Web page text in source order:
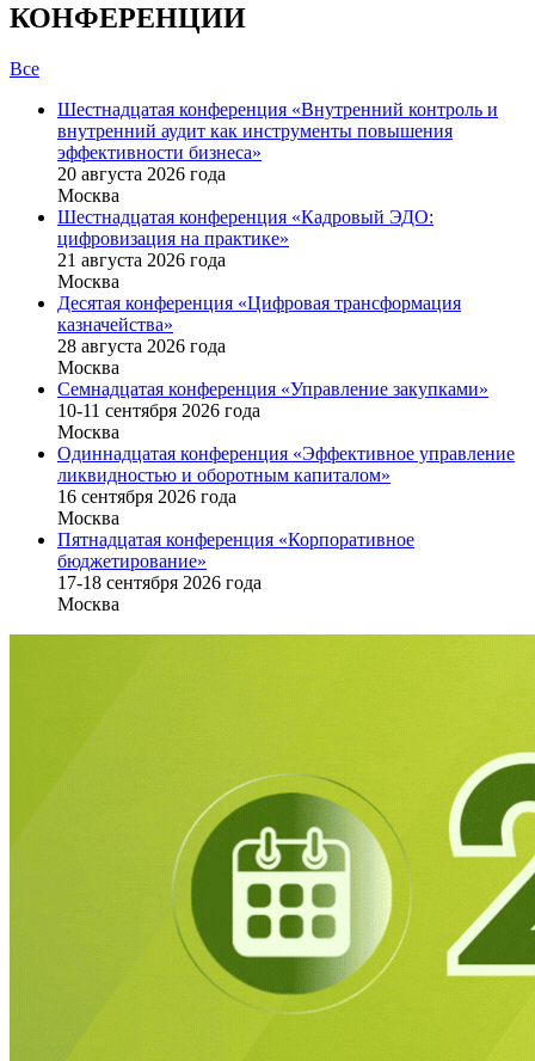
КОНФЕРЕНЦИИ
Все
Шестнадцатая конференция «Внутренний контроль и
внутренний аудит как инструменты повышения
эффективности бизнеса»
20 августа 2026 года
Москва
Шестнадцатая конференция «Кадровый ЭДО:
цифровизация на практике»
21 августа 2026 года
Москва
Десятая конференция «Цифровая трансформация
казначейства»
28 августа 2026 года
Москва
Семнадцатая конференция «Управление закупками»
10-11 сентября 2026 года
Москва
Одиннадцатая конференция «Эффективное управление
ликвидностью и оборотным капиталом»
16 cентября 2026 года
Москва
Пятнадцатая конференция «Корпоративное
бюджетирование»
17-18 сентября 2026 года
Москва